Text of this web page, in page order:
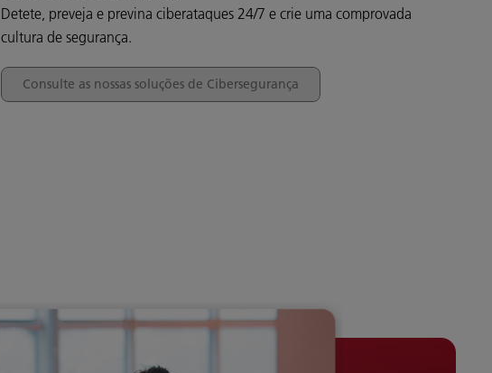
Detete, preveja e previna ciberataques 24/7 e crie uma comprovada
cultura de segurança.
Consulte as nossas soluções de Cibersegurança